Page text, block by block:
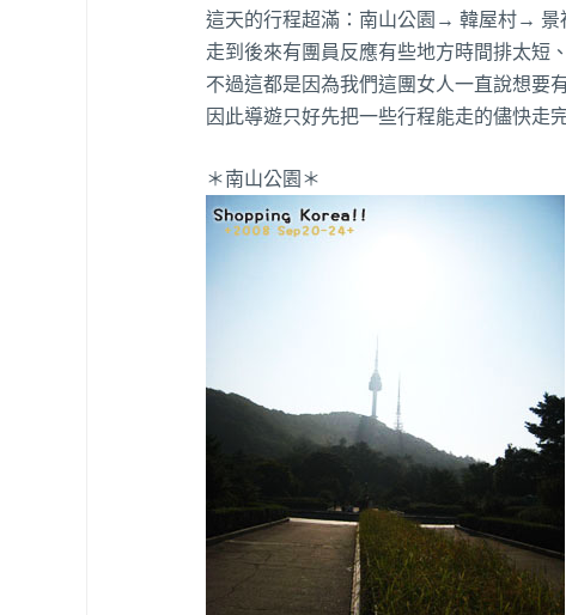
這天的行程超滿：南山公園→ 韓屋村→
走到後來有團員反應有些地方時間排太短
不過這都是因為我們這團女人一直說想要
因此導遊只好先把一些行程能走的儘快
＊南山公園＊